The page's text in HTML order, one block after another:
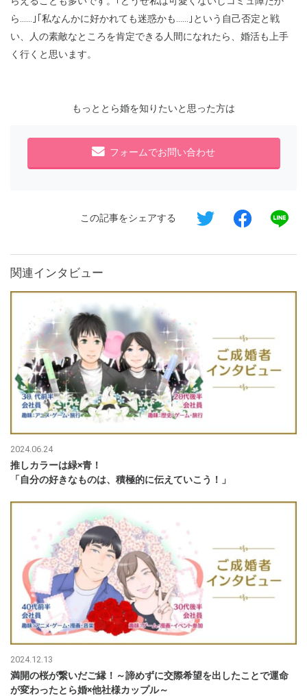
ら……｣｢私なんかに好かれても迷惑かも……｣という自己否定と戦
い、人の素敵なところを肯定できる人間になれたら、婚活も上手
く行くと思います。
もっととら婚を知りたいと思った方は
フォームでお問い合わせ
この記事をシェアする
関連インタビュー
2024.06.24
推しカラーは緑×青！
「自分の好きなものは、積極的に伝えていこう！」
2024.12.13
満開の桜が繋いだご縁！～諦めずに交際希望を出したことで運命
が変わったとら婚×他社様カップル～